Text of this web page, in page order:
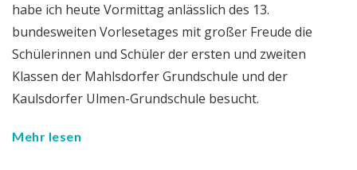
habe ich heute Vormittag anlässlich des 13.
bundesweiten Vorlesetages mit großer Freude die
Schülerinnen und Schüler der ersten und zweiten
Klassen der Mahlsdorfer Grundschule und der
Kaulsdorfer Ulmen-Grundschule besucht.
Mehr lesen